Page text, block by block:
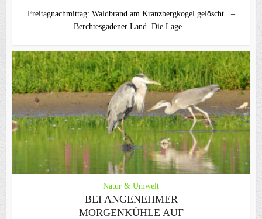
Freitagnachmittag: Waldbrand am Kranzbergkogel gelöscht –
Berchtesgadener Land. Die Lage...
Natur & Umwelt
BEI ANGENEHMER
MORGENKÜHLE AUF